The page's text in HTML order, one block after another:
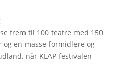
frem til 100 teatre med 150
en masse formidlere og
når KLAP-festivalen